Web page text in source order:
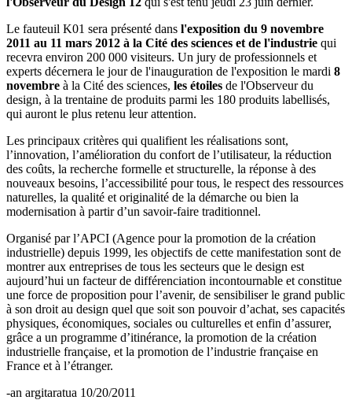
Le fauteuil K01 sera présenté dans l'exposition du 9 novembre
2011 au 11 mars 2012 à la Cité des sciences et de l'industrie qui
recevra environ 200 000 visiteurs. Un jury de professionnels et
experts décernera le jour de l'inauguration de l'exposition le mardi 8
novembre à la Cité des sciences, les étoiles de l'Observeur du
design, à la trentaine de produits parmi les 180 produits labellisés,
qui auront le plus retenu leur attention.
Les principaux critères qui qualifient les réalisations sont,
l’innovation, l’amélioration du confort de l’utilisateur, la réduction
des coûts, la recherche formelle et structurelle, la réponse à des
nouveaux besoins, l’accessibilité pour tous, le respect des ressources
naturelles, la qualité et originalité de la démarche ou bien la
modernisation à partir d’un savoir-faire traditionnel.
Organisé par l’APCI (Agence pour la promotion de la création
industrielle) depuis 1999, les objectifs de cette manifestation sont de
montrer aux entreprises de tous les secteurs que le design est
aujourd’hui un facteur de différenciation incontournable et constitue
une force de proposition pour l’avenir, de sensibiliser le grand public
à son droit au design quel que soit son pouvoir d’achat, ses capacités
physiques, économiques, sociales ou culturelles et enfin d’assurer,
grâce a un programme d’itinérance, la promotion de la création
industrielle française, et la promotion de l’industrie française en
France et à l’étranger.
-an argitaratua 10/20/2011